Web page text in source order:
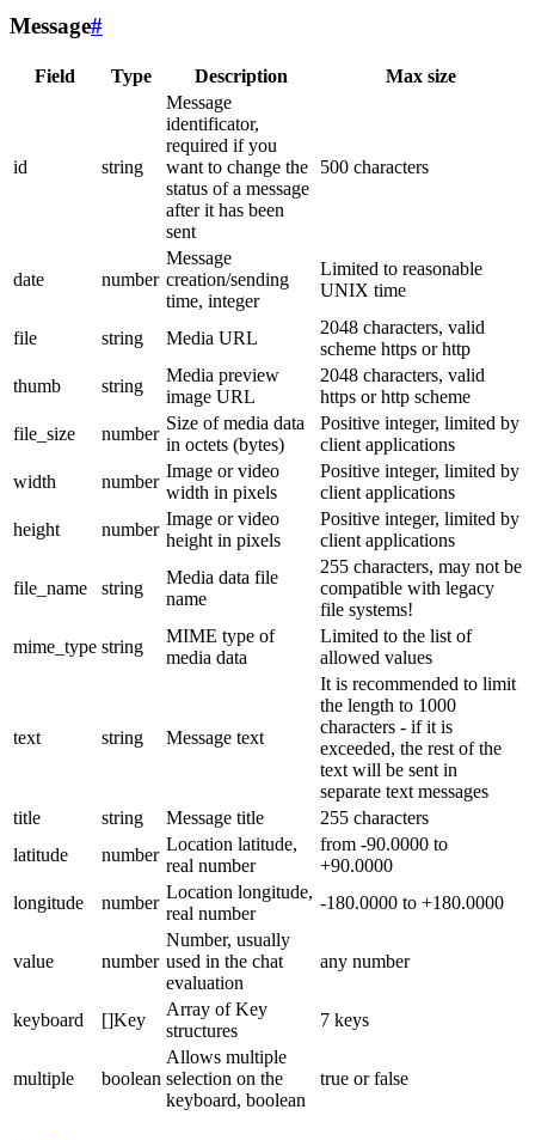
Message#
Field Type Description Max size
id string
Message
identificator,
required if you
want to change the
status of a message
after it has been
sent
500 characters
date number
Message
creation/sending
time, integer
Limited to reasonable
UNIX time
file string Media URL
2048 characters, valid
scheme https or http
thumb
string
Media preview
image URL
2048 characters, valid
https or http scheme
file_size
number
Size of media data
in octets (bytes)
Positive integer, limited by
client applications
width
number
Image or video
width in pixels
Positive integer, limited by
client applications
height
number
Image or video
height in pixels
Positive integer, limited by
client applications
file_name string
Media data file
name
255 characters, may not be
compatible with legacy
file systems!
mime_type string
MIME type of
media data
Limited to the list of
allowed values
text string Message text
It is recommended to limit
the length to 1000
characters - if it is
exceeded, the rest of the
text will be sent in
separate text messages
title
string Message title
255 characters
latitude
number
Location latitude,
real number
from -90.0000 to
+90.0000
longitude
number
Location longitude,
real number
-180.0000 to +180.0000
value number
Number, usually
used in the chat
evaluation
any number
keyboard []Key
Array of Key
structures
7 keys
multiple boolean
Allows multiple
selection on the
keyboard, boolean
true or false